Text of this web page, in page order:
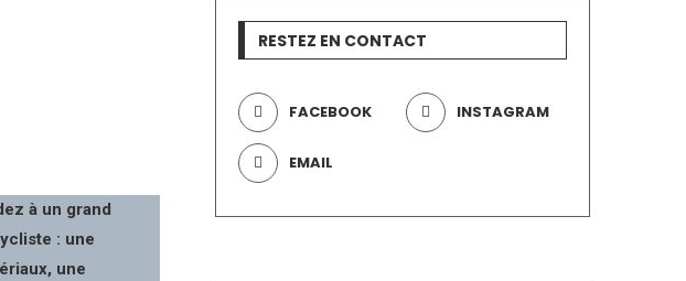
à un grand
: une
une
RESTEZ EN CONTACT
FACEBOOK INSTAGRAM
EMAIL